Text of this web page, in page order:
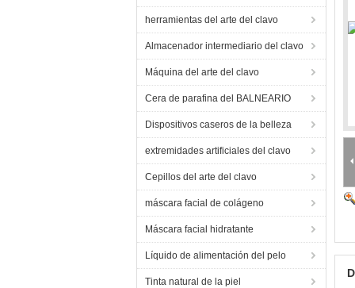
herramientas del arte del clavo
Almacenador intermediario del clavo
Máquina del arte del clavo
Cera de parafina del BALNEARIO
Dispositivos caseros de la belleza
extremidades artificiales del clavo
Cepillos del arte del clavo
máscara facial de colágeno
Máscara facial hidratante
Líquido de alimentación del pelo
Tinta natural de la piel